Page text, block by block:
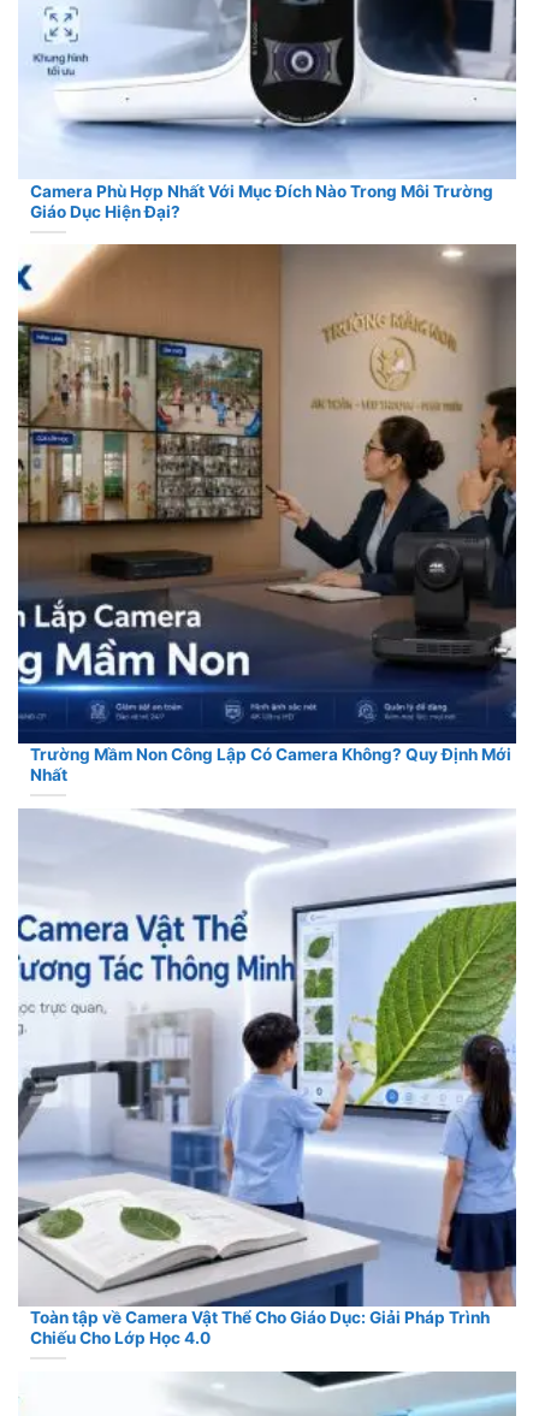
Camera Phù Hợp Nhất Với Mục Đích Nào Trong Môi Trường
Giáo Dục Hiện Đại?
Trường Mầm Non Công Lập Có Camera Không? Quy Định Mới
Nhất
Toàn tập về Camera Vật Thể Cho Giáo Dục: Giải Pháp Trình
Chiếu Cho Lớp Học 4.0